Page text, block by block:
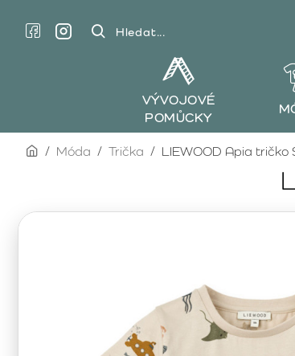
Hledat...
VÝVOJOVÉ
POMŮCKY
homeMóda Trička LIEWOOD Apia tričko